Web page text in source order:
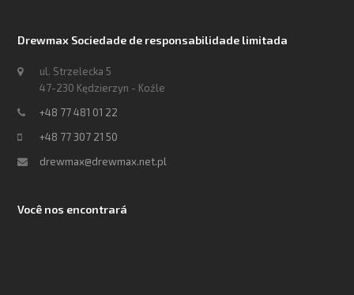
Drewmax Sociedade de responsabilidade limitada
ul. Strzelecka 5
47-230 Kędzierzyn - Koźle
+48 77 481 01 22
+48 77 307 21 50
drewmax@drewmax.net.pl
Você nos encontrará